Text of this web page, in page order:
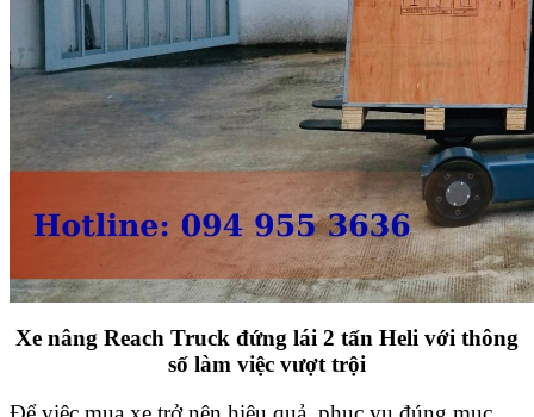
Xe nâng Reach Truck đứng lái 2 tấn Heli với thông
số làm việc vượt trội